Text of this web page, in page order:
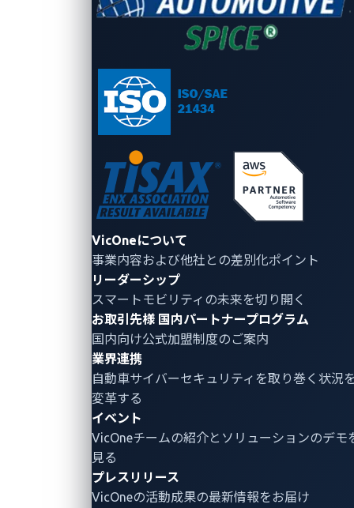
VicOneについて
事業内容および他社との差別化ポイント
リーダーシップ
スマートモビリティの未来を切り開く
お取引先様 国内パートナープログラム
国内向け公式加盟制度のご案内
業界連携
自動車サイバーセキュリティ を取り巻く状況
変革する
イベント
VicOneチームの紹介とソリューションのデモ
見る
プレスリリース
VicOneの活動成果の最新情報をお届け
Virtualization Extensionsでは、アプリケーションが仮
想デバイスを利用する際の通信データを取り出す拡張
リティ機能がこの拡張インターフェースを利用するこ
とで、通信データを監視するセキュリティプラグイン
を追加できる、高い拡張性を実現します。また、仮想
化プラットフォームの中で、サイバー攻撃が届きにく
い安全な領域にセキュリティ機能を配置可能であり、
堅牢性を高めています。
トレンドマイクロおよびVicOneのxCarbonは、車両に
対するサイバー攻撃を検知・防御する車両向け組込型
セキュリティです。xCarbonが、VERZEUSE® for
Virtualization Extensionsの拡張インターフェースと連
携することで、仮想化プラットフォーム内の通信デー
タを監視し、脆弱性を悪用した攻撃や通信異常等から
次世代コックピットシステムを保護します。
今後、パナソニック オートモーティブ、トレンドマイ
クロ、VicOneは、本実証で得られた知見をもとに技術
要件の検討を進め、仮想化セキュリティソリューショ
ンを搭載した次世代コックピットシステムの実用化を
目指します。